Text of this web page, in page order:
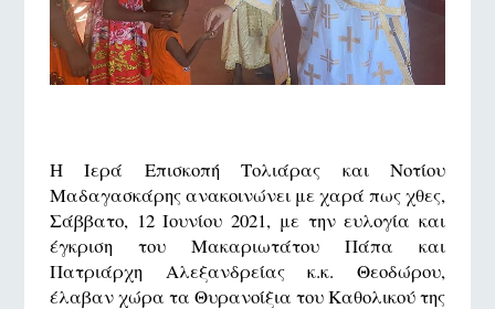
Η Ιερά Επισκοπή Τολιάρας και Νοτίου
Μαδαγασκάρης ανακοινώνει με χαρά πως χθες,
Σάββατο, 12 Ιουνίου 2021, με την ευλογία και
έγκριση του Μακαριωτάτου Πάπα και
Πατριάρχη Αλεξανδρείας κ.κ. Θεοδώρου,
έλαβαν χώρα τα Θυρανοίξια του Καθολικού της